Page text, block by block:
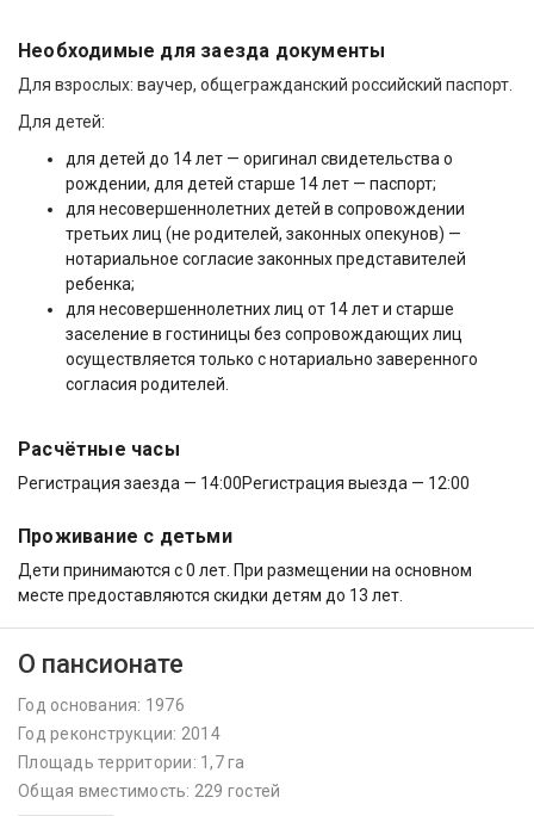
Необходимые для заезда документы
Для взрослых: ваучер, общегражданский российский паспорт.
Для детей:
для детей до 14 лет — оригинал свидетельства о
рождении, для детей старше 14 лет — паспорт;
для несовершеннолетних детей в сопровождении
третьих лиц (не родителей, законных опекунов) —
нотариальное согласие законных представителей
ребенка;
для несовершеннолетних лиц от 14 лет и старше
заселение в гостиницы без сопровождающих лиц
осуществляется только с нотариально заверенного
согласия родителей.
Расчётные часы
Регистрация заезда — 14:00Регистрация выезда — 12:00
Проживание с детьми
Дети принимаются с 0 лет. При размещении на основном
месте предоставляются скидки детям до 13 лет.
О пансионате
Год основания: 1976
Год реконструкции: 2014
Площадь территории: 1,7 га
Общая вместимость: 229 гостей